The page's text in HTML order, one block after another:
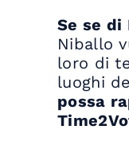
Se se di
Niballo
loro di
luoghi
possa